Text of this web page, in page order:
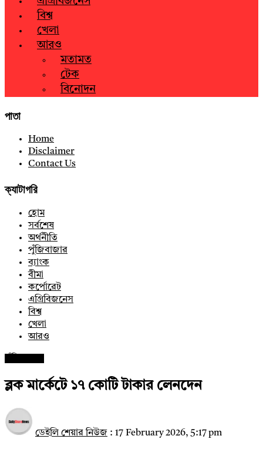
বিশ্ব
খেলা
আরও
মতামত
টেক
বিনোদন
পাতা
Home
Disclaimer
Contact Us
ক্যাটাগরি
হোম
সর্বশেষ
অর্থনীতি
পুঁজিবাজার
ব্যাংক
বীমা
কর্পোরেট
এগ্রিবিজনেস
বিশ্ব
খেলা
আরও
ব্লক মার্কেটে ১৭ কোটি টাকার লেনদেন
ডেইলি শেয়ার নিউজ : 17 February 2026, 5:17 pm